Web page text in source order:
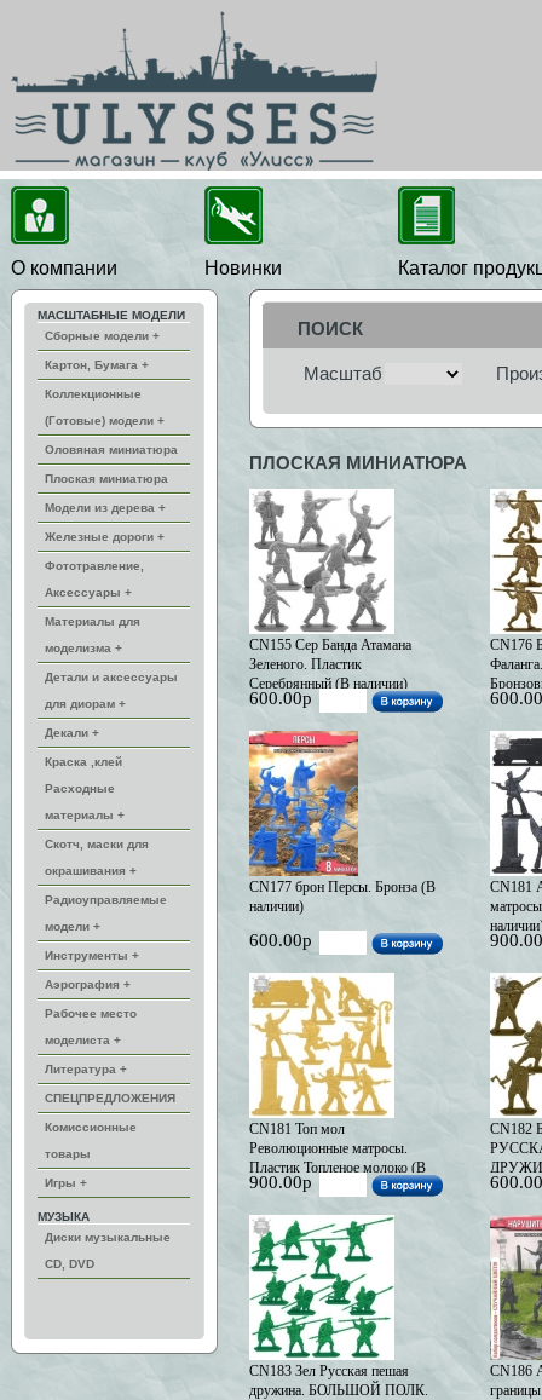
О компании Новинки Каталог
МАСШТАБНЫЕ МОДЕЛИ
Сборные модели +
Картон, Бумага +
Коллекционные
(Готовые) модели +
Оловяная миниатюра
Плоская миниатюра
Модели из дерева +
Железные дороги +
Фототравление,
Аксессуары +
Материалы для
моделизма +
Детали и аксессуары
для диорам +
Декали +
Краска ,клей
Расходные
материалы +
Скотч, маски для
окрашивания +
Радиоуправляемые
модели +
Инструменты +
Аэрография +
Рабочее место
моделиста +
Литература +
СПЕЦПРЕДЛОЖЕНИЯ
Комиссионные
товары
Игры +
МУЗЫКА
Диски музыкальные
CD, DVD
ПОИСК
Масштаб
ПЛОСКАЯ МИНИАТЮРА
CN155 Сер Банда Атамана
Зеленого. Пластик
Серебрянный (В наличии)
600.00р
CN176
CN177 брон Персы. Бронза (В
наличии)
600.00р
CN181
CN181 Топ мол
Революционные матросы.
Пластик Топленое молоко (В
наличии)
900.00р
CN182
CN183 Зел Русская пешая
дружина. БОЛЬШОЙ ПОЛК.
CN186